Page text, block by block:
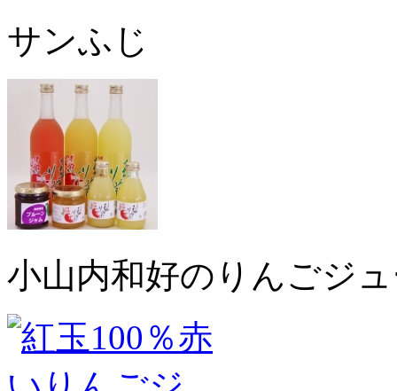
サンふじ
小山内和好のりんごジ